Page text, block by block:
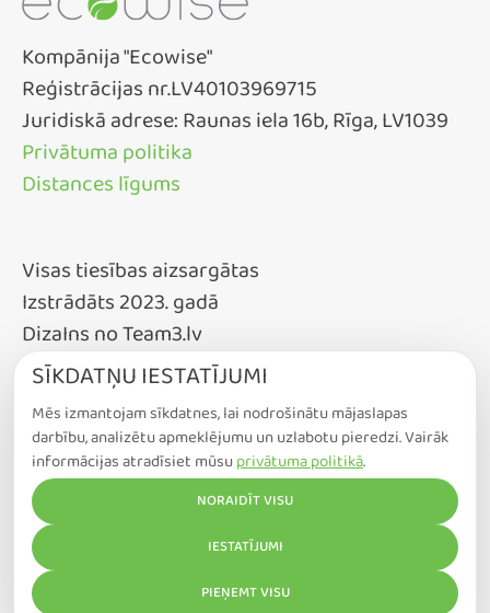
Kompānija "Ecowise"
Reģistrācijas nr.LV40103969715
Juridiskā adrese: Raunas iela 16b, Rīga, LV1039
Privātuma politika
Distances līgums
Visas tiesības aizsargātas
Izstrādāts 2023. gadā
DizaIns no Team3.lv
SĪKDATŅU IESTATĪJUMI
Mēs izmantojam sīkdatnes, lai nodrošinātu mājaslapas
darbību, analizētu apmeklējumu un uzlabotu pieredzi. Vairāk
informācijas atradīsiet mūsuprivātuma politikā.
NORAIDĪT VISU
IESTATĪJUMI
PIEŅEMT VISU
COOKIE IESTATĪJUMI